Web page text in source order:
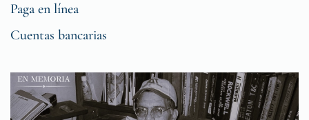
Paga en línea
Cuentas bancarias